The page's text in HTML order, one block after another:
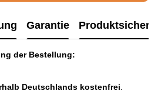
Garantie
der Bestellung:
Deutschlands kostenfrei.